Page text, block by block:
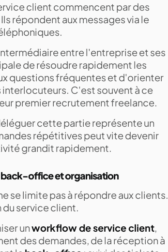
client commencent par des
répondent aux messages via le
entre l'entreprise et ses
de résoudre rapidement les
questions fréquentes et d'orienter
interlocuteurs. C'est souvent à ce
premier recrutement freelance.
cette partie représente un
répétitives peut vite devenir
grandit rapidement.
office et organisation
se limite pas à répondre aux clients.
du service client.
unworkflow de service client,
des demandes, de la réception à